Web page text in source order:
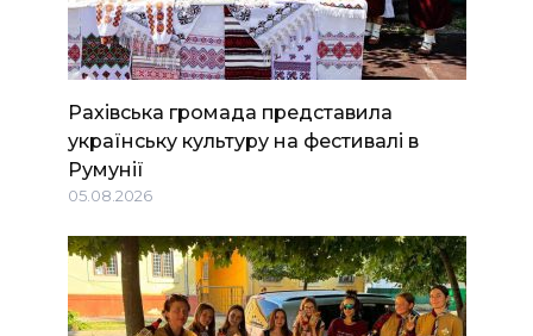
Рахівська громада представила
українську культуру на фестивалі в
Румунії
05.08.2026